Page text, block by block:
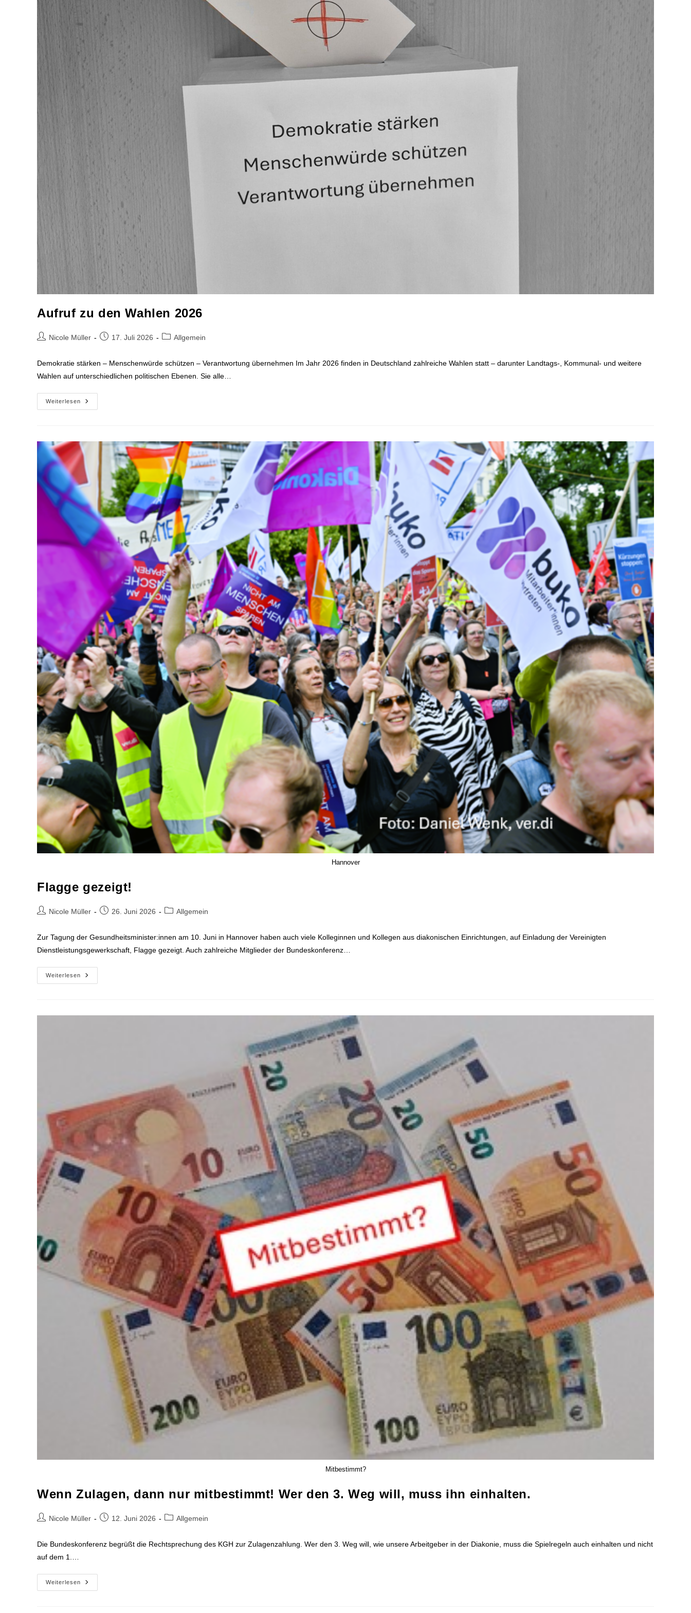
Aufruf zu den Wahlen 2026
Beitrags-
Nicole Müller
Beitrag17. Juli 2026
Beitrags-
Allgemein
Demokratie stärken – Menschenwürde schützen – Verantwortung übernehmen Im Jahr 2026 finden in Deutschland zahlreiche Wahlen statt – darunter Landtags-, Kommunal- und weitere
Wahlen auf unterschiedlichen politischen Ebenen. Sie alle…
Weiterlesen
Aufruf
Zu
Hannover
Flagge gezeigt!
Beitrags-
Nicole Müller
Beitrag26. Juni 2026
Beitrags-
Allgemein
Zur Tagung der Gesundheitsminister:innen am 10. Juni in Hannover haben auch viele Kolleginnen und Kollegen aus diakonischen Einrichtungen, auf Einladung der Vereinigten
Dienstleistungsgewerkschaft, Flagge gezeigt. Auch zahlreiche Mitglieder der Bundeskonferenz…
Weiterlesen
Flagge
Gezeigt!
Mitbestimmt?
Wenn Zulagen, dann nur mitbestimmt! Wer den 3. Weg will, muss ihn einhalten.
Beitrags-
Nicole Müller
Beitrag12. Juni 2026
Beitrags-
Allgemein
Die Bundeskonferenz begrüßt die Rechtsprechung des KGH zur Zulagenzahlung. Wer den 3. Weg will, wie unsere Arbeitgeber in der Diakonie, muss die Spielregeln auch einhalten und nicht
auf dem 1.…
Weiterlesen
Wenn
Zulagen,